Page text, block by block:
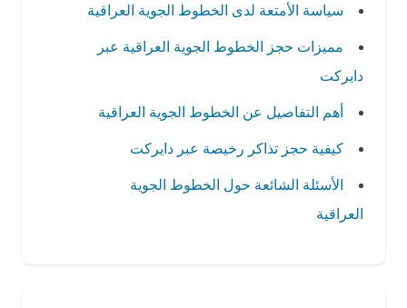
سياسة الأمتعة لدى الخطوط الجوية العراقية
مميزات حجز الخطوط الجوية العراقية عبر
دايركت
أهم التفاصيل عن الخطوط الجوية العراقية
كيفية حجز تذاكر رخيصة عبر دايركت
الأسئلة الشائعة حول الخطوط الجوية
العراقية